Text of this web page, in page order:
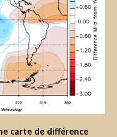
carte de différence